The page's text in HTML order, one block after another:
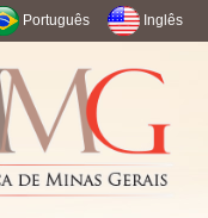
Português Inglês